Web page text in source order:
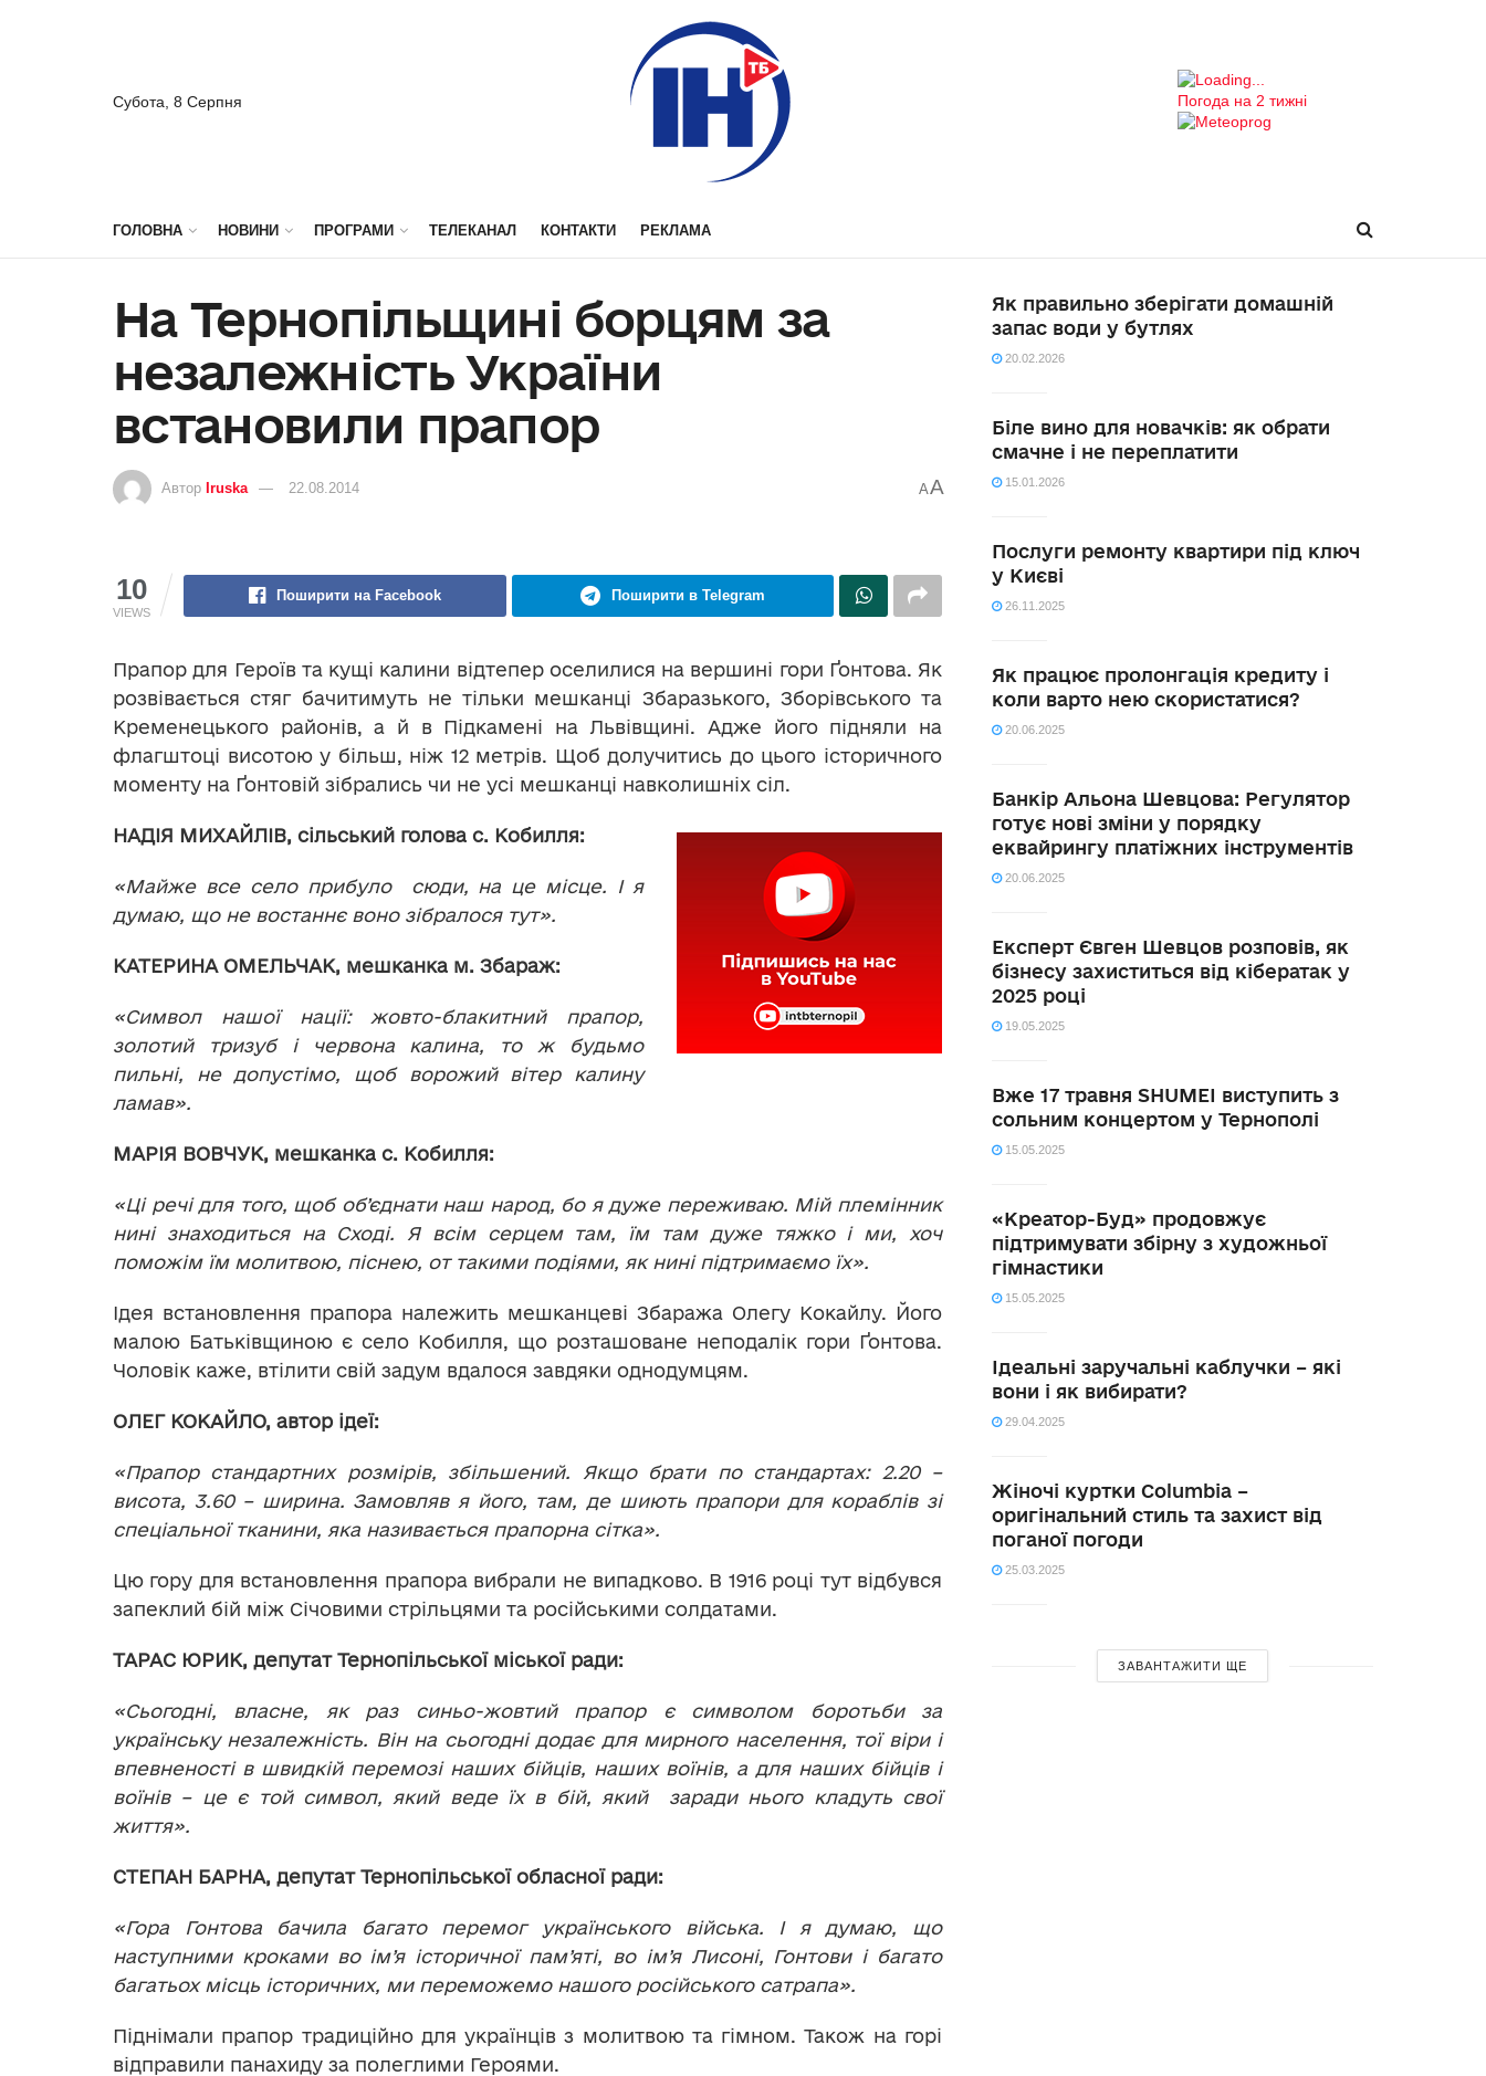
Субота, 8 Серпня Погода на 2 тижні
ГОЛОВНА НОВИНИ ПРОГРАМИ ТЕЛЕКАНАЛ КОНТАКТИ РЕКЛАМА
На Тернопільщині борцям за
незалежність України
встановили прапор
Автор Iruska 22.08.2014 AA
10
VIEWS
Поширити на Facebook Поширити в Telegram
Прапор для Героїв та кущі калини відтепер оселилися на вершині гори Ґонтова. Як
розвівається стяг бачитимуть не тільки мешканці Збаразького, Зборівського та
Кременецького районів, а й в Підкамені на Львівщині. Адже його підняли на
флагштоці висотою у більш, ніж 12 метрів. Щоб долучитись до цього історичного
моменту на Ґонтовій зібрались чи не усі мешканці навколишніх сіл.
НАДІЯ МИХАЙЛІВ, сільський голова с. Кобилля:
«Майже все село прибуло сюди, на це місце. І я
думаю, що не востаннє воно зібралося тут».
КАТЕРИНА ОМЕЛЬЧАК, мешканка м. Збараж:
«Символ нашої нації: жовто-блакитний прапор,
золотий тризуб і червона калина, то ж будьмо
пильні, не допустімо, щоб ворожий вітер калину
ламав».
МАРІЯ ВОВЧУК, мешканка с. Кобилля:
«Ці речі для того, щоб об’єднати наш народ, бо я дуже переживаю. Мій племінник
нині знаходиться на Сході. Я всім серцем там, їм там дуже тяжко і ми, хоч
поможім їм молитвою, піснею, от такими подіями, як нині підтримаємо їх».
Ідея встановлення прапора належить мешканцеві Збаража Олегу Кокайлу. Його
малою Батьківщиною є село Кобилля, що розташоване неподалік гори Ґонтова.
Чоловік каже, втілити свій задум вдалося завдяки однодумцям.
ОЛЕГ КОКАЙЛО, автор ідеї:
«Прапор стандартних розмірів, збільшений. Якщо брати по стандартах: 2.20 –
висота, 3.60 – ширина. Замовляв я його, там, де шиють прапори для кораблів зі
спеціальної тканини, яка називається прапорна сітка».
Цю гору для встановлення прапора вибрали не випадково. В 1916 році тут відбувся
запеклий бій між Січовими стрільцями та російськими солдатами.
ТАРАС ЮРИК, депутат Тернопільської міської ради:
«Сьогодні, власне, як раз синьо-жовтий прапор є символом боротьби за
українську незалежність. Він на сьогодні додає для мирного населення, тої віри і
впевненості в швидкій перемозі наших бійців, наших воїнів, а для наших бійців і
воїнів – це є той символ, який веде їх в бій, який заради нього кладуть свої
життя».
СТЕПАН БАРНА, депутат Тернопільської обласної ради:
«Гора Гонтова бачила багато перемог українського війська. І я думаю, що
наступними кроками во ім’я історичної пам’яті, во ім’я Лисоні, Гонтови і багато
багатьох місць історичних, ми переможемо нашого російського сатрапа».
Піднімали прапор традиційно для українців з молитвою та гімном. Також на горі
відправили панахиду за полеглими Героями.
Як правильно зберігати домашній
запас води у бутлях
20.02.2026
Біле вино для новачків: як обрати
смачне і не переплатити
15.01.2026
Послуги ремонту квартири під ключ
у Києві
26.11.2025
Як працює пролонгація кредиту і
коли варто нею скористатися?
20.06.2025
Банкір Альона Шевцова: Регулятор
готує нові зміни у порядку
еквайрингу платіжних інструментів
20.06.2025
Експерт Євген Шевцов розповів, як
бізнесу захиститься від кібератак у
2025 році
19.05.2025
Вже 17 травня SHUMEI виступить з
сольним концертом у Тернополі
15.05.2025
«Креатор-Буд» продовжує
підтримувати збірну з художньої
гімнастики
15.05.2025
Ідеальні заручальні каблучки – які
вони і як вибирати?
29.04.2025
Жіночі куртки Columbia –
оригінальний стиль та захист від
поганої погоди
25.03.2025
ЗАВАНТАЖИТИ ЩЕ